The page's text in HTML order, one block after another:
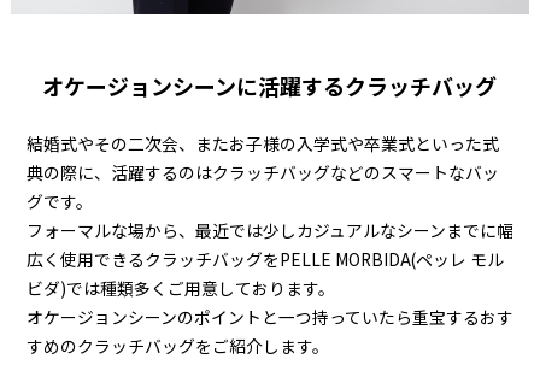
オケージョンシーンに活躍するクラッチバッグ
結婚式やその二次会、またお子様の入学式や卒業式といった式
典の際に、活躍するのはクラッチバッグなどのスマートなバッ
グです。
フォーマルな場から、最近では少しカジュアルなシーンまでに幅
広く使用できるクラッチバッグをPELLE MORBIDA(ペッレ モル
ビダ)では種類多くご用意しております。
オケージョンシーンのポイントと一つ持っていたら重宝するおす
すめのクラッチバッグをご紹介します。